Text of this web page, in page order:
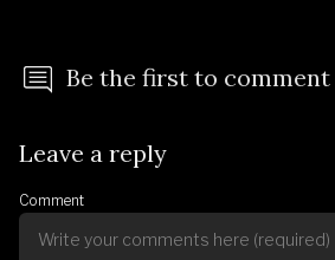
Be the first to comment
Leave a reply
Comment